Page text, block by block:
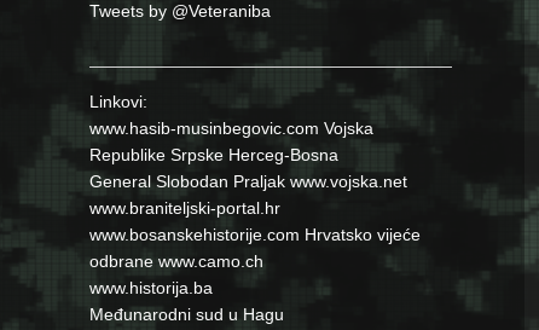
Tweets by @Veteraniba
Linkovi:
www.hasib-musinbegovic.com Vojska
Republike Srpske Herceg-Bosna
General Slobodan Praljak www.vojska.net
www.braniteljski-portal.hr
www.bosanskehistorije.com Hrvatsko vijeće
odbrane www.camo.ch
www.historija.ba
Međunarodni sud u Hagu